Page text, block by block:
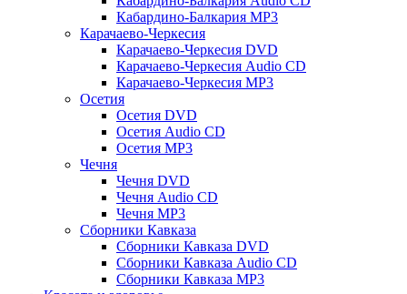
Кабардино-Балкария MP3
Карачаево-Черкесия
Карачаево-Черкесия DVD
Карачаево-Черкесия Audio CD
Карачаево-Черкесия MP3
Осетия
Осетия DVD
Осетия Audio CD
Осетия MP3
Чечня
Чечня DVD
Чечня Audio CD
Чечня MP3
Сборники Кавказа
Сборники Кавказа DVD
Сборники Кавказа Audio CD
Сборники Кавказа MP3